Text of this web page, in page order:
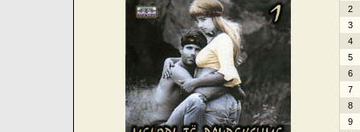
2
3
4
5
6
7
8
9